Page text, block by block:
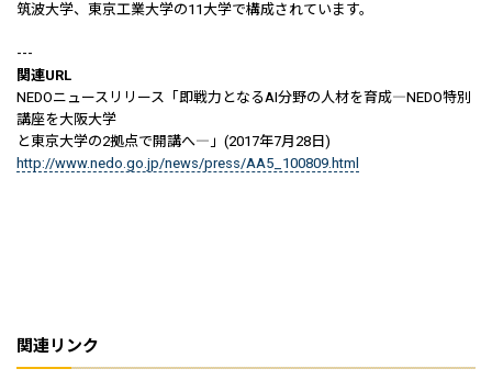
筑波大学、東京工業大学の11大学で構成されています。
---
関連URL
NEDOニュースリリース「即戦力となるAI分野の人材を育成―NEDO特別
講座を大阪大学
と東京大学の2拠点で開講へ―」(2017年7月28日)
http://www.nedo.go.jp/news/press/AA5_100809.html
関連リンク